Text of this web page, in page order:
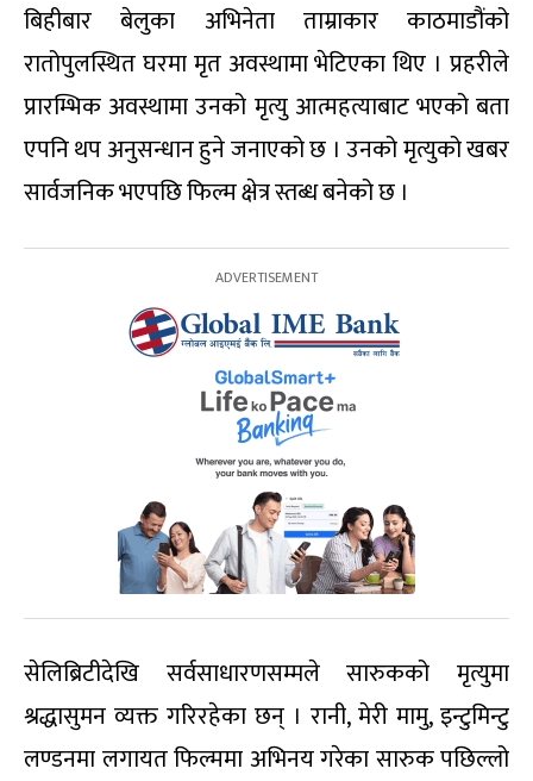
बिहीबार बेलुका अभिनेता ताम्राकार काठमाडौंको
रातोपुलस्थित घरमा मृत अवस्थामा भेटिएका थिए । प्रहरीले
प्रारम्भिक अवस्थामा उनको मृत्यु आत्महत्याबाट भएको बता
एपनि थप अनुसन्धान हुने जनाएको छ । उनको मृत्युको खबर
सार्वजनिक भएपछि फिल्म क्षेत्र स्तब्ध बनेको छ ।
सेलिब्रिटीदेखि सर्वसाधारणसम्मले सारुकको मृत्युमा
श्रद्धासुमन व्यक्त गरिरहेका छन् । रानी, मेरी मामु, इन्टुमिन्टु
लण्डनमा लगायत फिल्ममा अभिनय गरेका सारुक पछिल्लो